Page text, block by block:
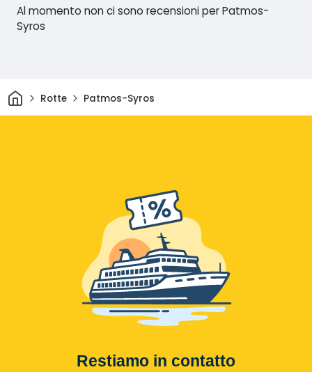
Al momento non ci sono recensioni per Patmos-
Syros
CasaRotte Patmos-Syros
Restiamo in contatto